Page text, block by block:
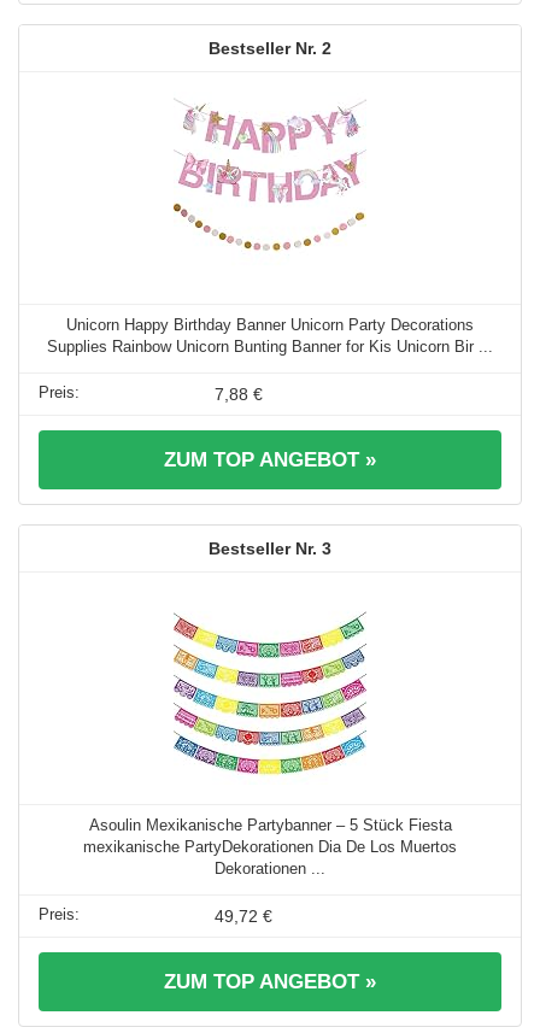
2
Unicorn Happy Birthday Banner Unicorn Party Decorations
Supplies Rainbow Unicorn Bunting Banner for Kis Unicorn Bir ...
7,88 €
ZUM TOP ANGEBOT »
3
Asoulin Mexikanische Partybanner – 5 Stück Fiesta
mexikanische PartyDekorationen Dia De Los Muertos
Dekorationen ...
49,72 €
ZUM TOP ANGEBOT »